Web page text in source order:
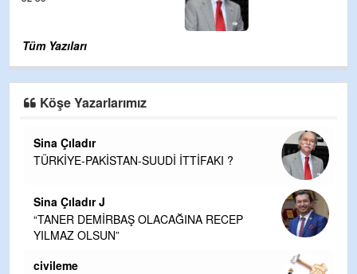
Tüm Yazıları
Köşe Yazarlarımız
Sina Çıladır
TÜRKİYE-PAKİSTAN-SUUDİ İTTİFAKI ?
Sina Çıladır J
“TANER DEMİRBAŞ OLACAĞINA RECEP
YILMAZ OLSUN”
civileme